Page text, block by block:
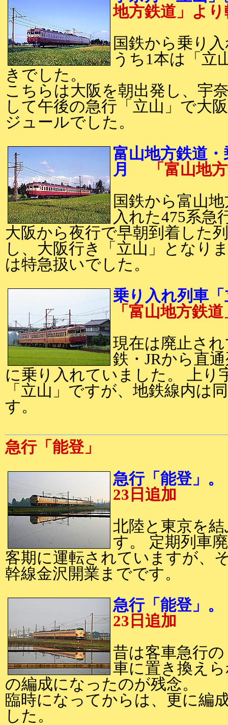
地方鉄道」
国鉄から乗り
うち1本は「立
きでした。
こちらは大阪を朝出発し、宇
して午後の急行「立山」で大
ジュールでした。
富山地方鉄道
月
「富山
国鉄から富山
入れた475系急
大阪から夜行で早朝到着した
し、大阪行き「立山」となり
は特急扱いでした。
乗り入れ列車
「富山地方鉄
現在は廃止さ
鉄・JRから直
に乗り入れていました。 上り
「立山」ですが、地鉄線内は
す。
急行「能登」
急行「能登」
23日追加
北陸と東京を
す。 定期列車
客期に運転されていますが、
幹線金沢開業までです。
急行「能登」
23日追加
昔は客車急行
車に置き換え
の編成になったのが残念。
臨時になってからは、更に編
した。